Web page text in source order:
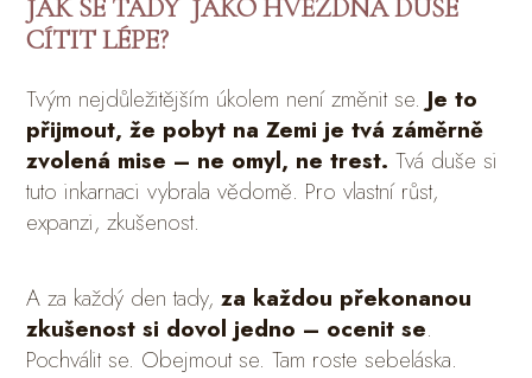
JAK SE TADY JAKO HVĚZDNÁ DUŠE
CÍTIT LÉPE?
Tvým nejdůležitějším úkolem není změnit se. Je to
přijmout, že pobyt na Zemi je tvá záměrně
zvolená mise – ne omyl, ne trest. Tvá duše si
tuto inkarnaci vybrala vědomě. Pro vlastní růst,
expanzi, zkušenost.
A za každý den tady,za každou překonanou
zkušenost si dovol jedno – ocenit se.
Pochválit se. Obejmout se. Tam roste sebeláska.